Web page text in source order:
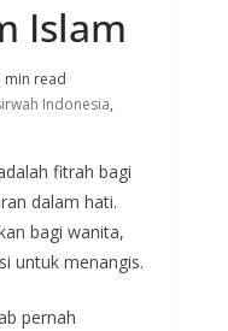
Islam
min read
Indonesia,
fitrah bagi
dalam hati.
bagi wanita,
untuk menangis.
pernah